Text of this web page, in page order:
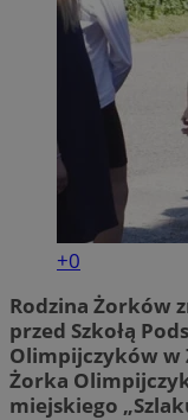
+0
Rodzina Żorków
przed Szkołą
Olimpijczyków w
Żorka
miejskiego